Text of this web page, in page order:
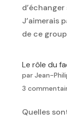
J’aimerais
de ce
Le rôle du
par Jean-
3
Quelles